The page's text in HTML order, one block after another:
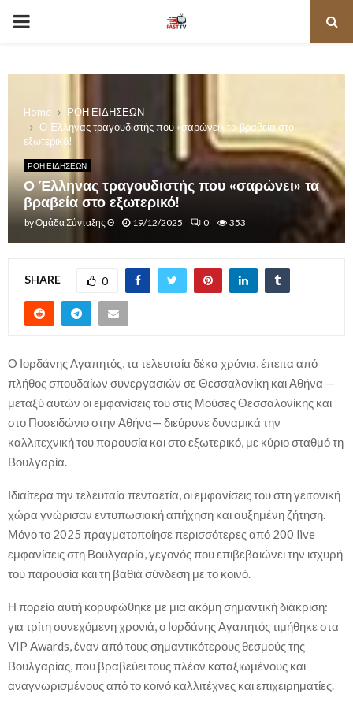
PRIMARY
Home
ΡΟΗ ΕΙΔΗΣΕΩΝ
Ο Έλληνας τραγουδιστής που «σαρώνει» τα βραβεία στο
εξωτερικό!
ΡΟΗ ΕΙΔΗΣΕΩΝ
Ο Έλληνας τραγουδιστής που «σαρώνει» τα
βραβεία στο εξωτερικό!
byΟμάδα Σύνταξης Θ 19/12/2025 0 353
SHARE 0
Ο Ιορδάνης Αγαπητός, τα τελευταία δέκα χρόνια, έπειτα από
πλήθος σπουδαίων συνεργασιών σε Θεσσαλονίκη και Αθήνα —
μεταξύ αυτών οι εμφανίσεις του στις Μούσες Θεσσαλονίκης και
στο Ποσειδώνιο στην Αθήνα— διεύρυνε δυναμικά την
καλλιτεχνική του παρουσία και στο εξωτερικό, με κύριο σταθμό τη
Βουλγαρία.
Ιδιαίτερα την τελευταία πενταετία, οι εμφανίσεις του στη γειτονική
χώρα γνώρισαν εντυπωσιακή απήχηση και αυξημένη ζήτηση.
Μόνο το 2025 πραγματοποίησε περισσότερες από 200 live
εμφανίσεις στη Βουλγαρία, γεγονός που επιβεβαιώνει την ισχυρή
του παρουσία και τη βαθιά σύνδεση με το κοινό.
Η πορεία αυτή κορυφώθηκε με μια ακόμη σημαντική διάκριση:
για τρίτη συνεχόμενη χρονιά, ο Ιορδάνης Αγαπητός τιμήθηκε στα
VIP Awards, έναν από τους σημαντικότερους θεσμούς της
Βουλγαρίας, που βραβεύει τους πλέον καταξιωμένους και
αναγνωρισμένους από το κοινό καλλιτέχνες και επιχειρηματίες.